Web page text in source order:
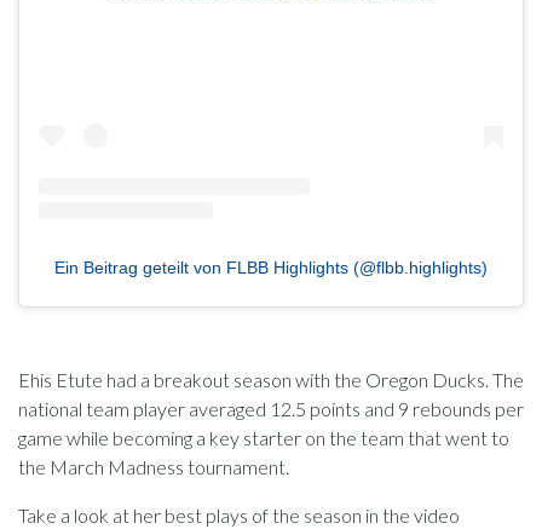
Ein Beitrag geteilt von FLBB Highlights (@flbb.highlights)
Ehis Etute had a breakout season with the Oregon Ducks. The
national team player averaged 12.5 points and 9 rebounds per
game while becoming a key starter on the team that went to
the March Madness tournament.
Take a look at her best plays of the season in the video